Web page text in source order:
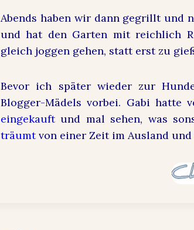
Abends haben wir dann gegrillt und
und hat den Garten mit reichlich
gleich joggen gehen, statt erst zu
Bevor ich später wieder zur
Blogger-Mädels vorbei. Gabi hatte
eingekauftund mal sehen, was
träumtvon einer Zeit im Ausland und